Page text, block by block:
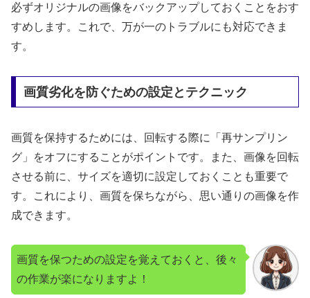
必ずオリジナルの画像をバックアップしておくことをおす
すめします。これで、万が一のトラブルにも対応できま
す。
画質劣化を防ぐための設定とテクニック
画質を保持するためには、回転する際に「再サンプリン
グ」をオフにすることがポイントです。また、画像を回転
させる前に、サイズを適切に設定しておくことも重要で
す。これにより、画質を保ちながら、思い通りの画像を作
成できます。
画質を保つための設定を覚えておくと、後々
の作業が楽になりますよ！